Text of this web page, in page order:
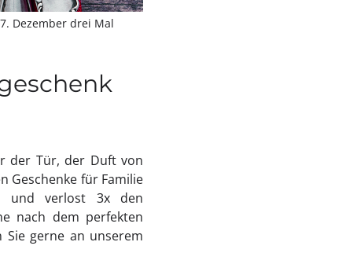
Dezember drei Mal
der Tür, der Duft von
Geschenke für Familie
und verlost 3x den
nach dem perfekten
gerne an unserem